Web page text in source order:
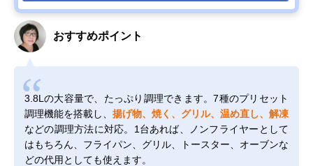
おすすめポイント
3.8Lの大容量で、たっぷり調理できます。7種のプリセット
調理機能を搭載し、 揚げ物、焼く、グリル、温め直し、解凍
などの調理方法に対応。1台あれば、ノンフライヤーとして
はもちろん、フライパン、グリル、トースター、オーブンな
どの代用としても使えます。